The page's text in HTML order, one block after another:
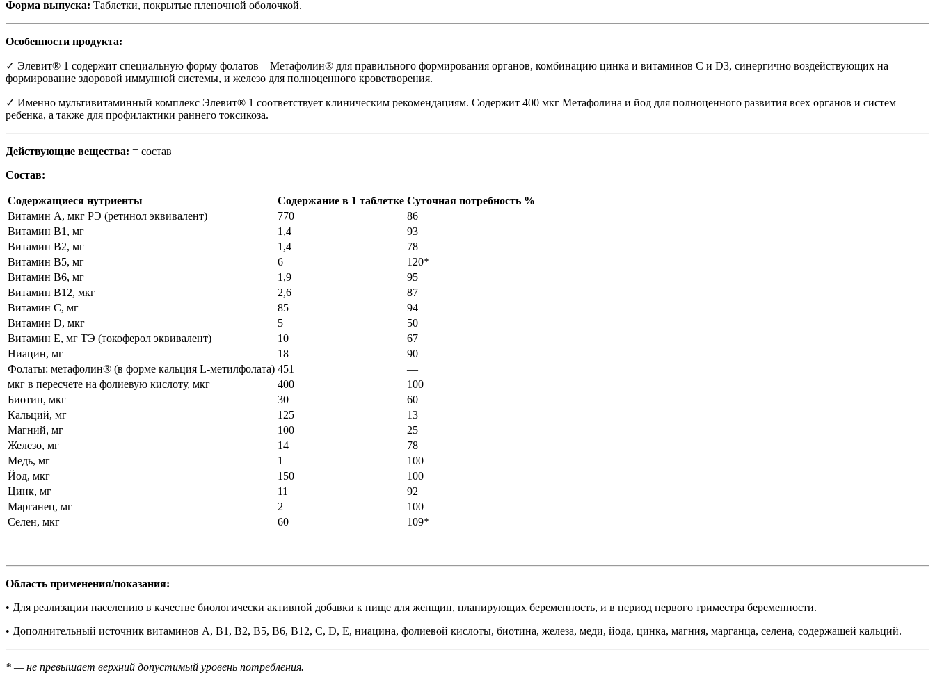
Форма выпуска: Таблетки, покрытые пленочной оболочкой.
Особенности продукта:
✓ Элевит® 1 содержит специальную форму фолатов – Метафолин® для правильного формирования органов, комбинацию цинка и витаминов С и D3, синергично воздействующих на
формирование здоровой иммунной системы, и железо для полноценного кроветворения.
✓ Именно мультивитаминный комплекс Элевит® 1 соответствует клиническим рекомендациям. Содержит 400 мкг Метафолина и йод для полноценного развития всех органов и систем
ребенка, а также для профилактики раннего токсикоза.
Действующие вещества: = состав
Состав:
Содержащиеся нутриенты Содержание в 1 таблетке Суточная потребность %
Витамин А, мкг РЭ (ретинол эквивалент)
770
86
Витамин В1, мг
1,4
93
Витамин В2, мг
1,4
78
Витамин В5, мг
6
120*
Витамин В6, мг
1,9
95
Витамин В12, мкг
2,6
87
Витамин С, мг
85
94
Витамин D, мкг
5
50
Витамин Е, мг ТЭ (токоферол эквивалент)
10
67
Ниацин, мг
18
90
Фолаты: метафолин®️ (в форме кальция L-метилфолата) 451
—
мкг в пересчете на фолиевую кислоту, мкг
400
100
Биотин, мкг
30
60
Кальций, мг
125
13
Магний, мг
100
25
Железо, мг
14
78
Медь, мг
1
100
Йод, мкг
150
100
Цинк, мг
11
92
Марганец, мг
2
100
Селен, мкг
60 109*
Область применения/показания:
• Для реализации населению в качестве биологически активной добавки к пище для женщин, планирующих беременность, и в период первого триместра беременности.
• Дополнительный источник витаминов А, В1, В2, В5, В6, В12, С, D, Е, ниацина, фолиевой кислоты, биотина, железа, меди, йода, цинка, магния, марганца, селена, содержащей кальций.
* — не превышает верхний допустимый уровень потребления.